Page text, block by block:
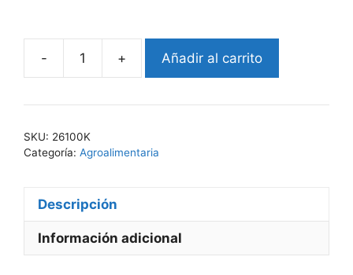
-
EKO-
261
+ Añadir al carrito
SKU: 26100K
Categoría: Agroalimentaria
Descripción
Información adicional